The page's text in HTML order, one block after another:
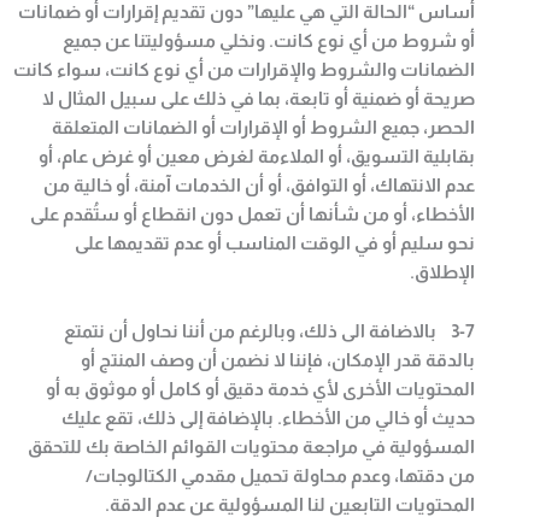
أساس “الحالة التي هي عليها” دون تقديم إقرارات أو ضمانات
أو شروط من أي نوع كانت. ونخلي مسؤوليتنا عن جميع
الضمانات والشروط والإقرارات من أي نوع كانت، سواء كانت
صريحة أو ضمنية أو تابعة، بما في ذلك على سبيل المثال لا
الحصر، جميع الشروط أو الإقرارات أو الضمانات المتعلقة
بقابلية التسويق، أو الملاءمة لغرض معين أو غرض عام، أو
عدم الانتهاك، أو التوافق، أو أن الخدمات آمنة، أو خالية من
الأخطاء، أو من شأنها أن تعمل دون انقطاع أو ستُقدم على
نحو سليم أو في الوقت المناسب أو عدم تقديمها على
الإطلاق.
3-7
بالاضافة الى ذلك، وبالرغم من أننا نحاول أن نتمتع
بالدقة قدر الإمكان، فإننا لا نضمن أن وصف المنتج أو
المحتويات الأخرى لأي خدمة دقيق أو كامل أو موثوق به أو
حديث أو خالي من الأخطاء. بالإضافة إلى ذلك، تقع عليك
المسؤولية في مراجعة محتويات القوائم الخاصة بك للتحقق
من دقتها، وعدم محاولة تحميل مقدمي الكتالوجات/
المحتويات التابعين لنا المسؤولية عن عدم الدقة.